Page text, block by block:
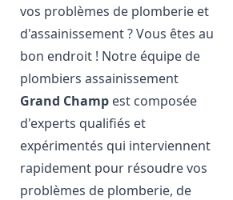
vos problèmes de plomberie et
d'assainissement ? Vous êtes au
bon endroit ! Notre équipe de
plombiers assainissement
Grand Champ est composée
d'experts qualifiés et
expérimentés qui interviennent
rapidement pour résoudre vos
problèmes de plomberie, de